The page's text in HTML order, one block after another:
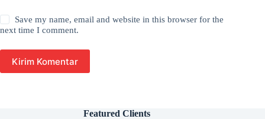
Save my name, email and website in this browser for the
next time I comment.
Kirim Komentar
Featured Clients